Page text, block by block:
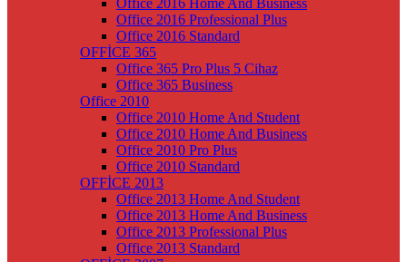
Office 2016 Professional Plus
Office 2016 Standard
OFFİCE 365
Office 365 Pro Plus 5 Cihaz
Office 365 Business
Office 2010
Office 2010 Home And Student
Office 2010 Home And Business
Office 2010 Pro Plus
Office 2010 Standard
OFFİCE 2013
Office 2013 Home And Student
Office 2013 Home And Business
Office 2013 Professional Plus
Office 2013 Standard